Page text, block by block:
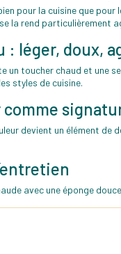
pour la cuisine que
la rend particulièrement
: léger, doux,
un toucher chaud et une
styles de cuisine.
comme
devient un élément
avec une éponge